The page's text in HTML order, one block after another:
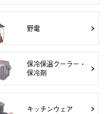
野電
保冷保温クーラー・
保冷剤
キッチンウェア